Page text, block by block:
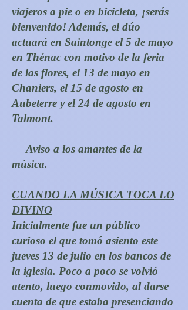
viajeros a pie o en bicicleta, ¡serás
bienvenido! Además, el dúo
actuará en Saintonge el 5 de mayo
en Thénac con motivo de la feria
de las flores, el 13 de mayo en
Chaniers, el 15 de agosto en
Aubeterre y el 24 de agosto en
Talmont.
Aviso a los amantes de la
música.
CUANDO LA MÚSICA TOCA LO
DIVINO
Inicialmente fue un público
curioso el que tomó asiento este
jueves 13 de julio en los bancos de
la iglesia. Poco a poco se volvió
atento, luego conmovido, al darse
cuenta de que estaba presenciando